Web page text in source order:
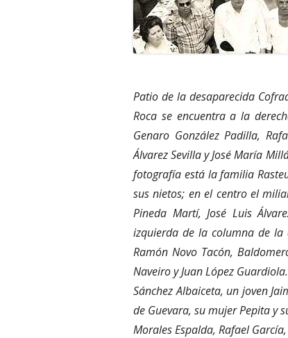
Patio de la desaparecida
Roca se encuentra a la
Genaro González Padilla,
Álvarez Sevilla y José María
fotografía está la familia
sus nietos; en el centro el
Pineda Martí, José Luis
izquierda de la columna de
Ramón Novo Tacón,
Naveiro y Juan López
Sánchez Albaiceta, un joven
de Guevara, su mujer Pepita y
Morales Espalda, Rafael